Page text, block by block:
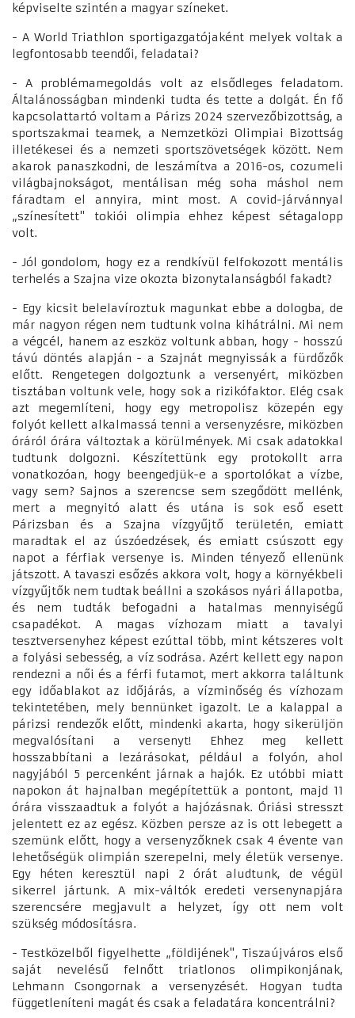
képviselte szintén a magyar színeket.
- A World Triathlon sportigazgatójaként melyek voltak a
legfontosabb teendői, feladatai?
- A problémamegoldás volt az elsődleges feladatom.
Általánosságban mindenki tudta és tette a dolgát. Én fő
kapcsolattartó voltam a Párizs 2024 szervezőbizottság, a
sportszakmai teamek, a Nemzetközi Olimpiai Bizottság
illetékesei és a nemzeti sportszövetségek között. Nem
akarok panaszkodni, de leszámítva a 2016-os, cozumeli
világbajnokságot, mentálisan még soha máshol nem
fáradtam el annyira, mint most. A covid-járvánnyal
„színesített" tokiói olimpia ehhez képest sétagalopp
volt.
- Jól gondolom, hogy ez a rendkívül felfokozott mentális
terhelés a Szajna vize okozta bizonytalanságból fakadt?
- Egy kicsit belelavíroztuk magunkat ebbe a dologba, de
már nagyon régen nem tudtunk volna kihátrálni. Mi nem
a végcél, hanem az eszköz voltunk abban, hogy - hosszú
távú döntés alapján - a Szajnát megnyissák a fürdőzők
előtt. Rengetegen dolgoztunk a versenyért, miközben
tisztában voltunk vele, hogy sok a rizikófaktor. Elég csak
azt megemlíteni, hogy egy metropolisz közepén egy
folyót kellett alkalmassá tenni a versenyzésre, miközben
óráról órára változtak a körülmények. Mi csak adatokkal
tudtunk dolgozni. Készítettünk egy protokollt arra
vonatkozóan, hogy beengedjük-e a sportolókat a vízbe,
vagy sem? Sajnos a szerencse sem szegődött mellénk,
mert a megnyitó alatt és utána is sok eső esett
Párizsban és a Szajna vízgyűjtő területén, emiatt
maradtak el az úszóedzések, és emiatt csúszott egy
napot a férfiak versenye is. Minden tényező ellenünk
játszott. A tavaszi esőzés akkora volt, hogy a környékbeli
vízgyűjtők nem tudtak beállni a szokásos nyári állapotba,
és nem tudták befogadni a hatalmas mennyiségű
csapadékot. A magas vízhozam miatt a tavalyi
tesztversenyhez képest ezúttal több, mint kétszeres volt
a folyási sebesség, a víz sodrása. Azért kellett egy napon
rendezni a női és a férfi futamot, mert akkorra találtunk
egy időablakot az időjárás, a vízminőség és vízhozam
tekintetében, mely bennünket igazolt. Le a kalappal a
párizsi rendezők előtt, mindenki akarta, hogy sikerüljön
megvalósítani a versenyt! Ehhez meg kellett
hosszabbítani a lezárásokat, például a folyón, ahol
nagyjából 5 percenként járnak a hajók. Ez utóbbi miatt
napokon át hajnalban megépítettük a pontont, majd 11
órára visszaadtuk a folyót a hajózásnak. Óriási stresszt
jelentett ez az egész. Közben persze az is ott lebegett a
szemünk előtt, hogy a versenyzőknek csak 4 évente van
lehetőségük olimpián szerepelni, mely életük versenye.
Egy héten keresztül napi 2 órát aludtunk, de végül
sikerrel jártunk. A mix-váltók eredeti versenynapjára
szerencsére megjavult a helyzet, így ott nem volt
szükség módosításra.
- Testközelből figyelhette „földijének", Tiszaújváros első
saját nevelésű felnőtt triatlonos olimpikonjának,
Lehmann Csongornak a versenyzését. Hogyan tudta
függetleníteni magát és csak a feladatára koncentrálni?